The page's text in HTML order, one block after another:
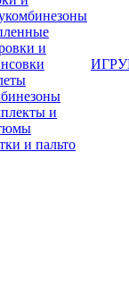
и
и
и пальто